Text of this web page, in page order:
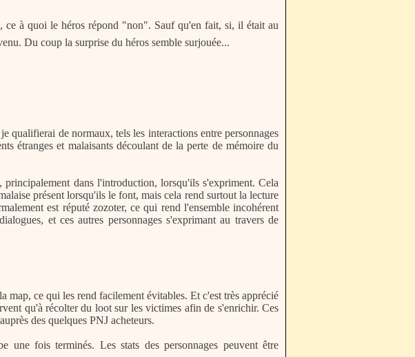
ce à quoi le héros répond "non". Sauf qu'en fait, si, il était au
Du coup la surprise du héros semble surjouée...
qualifierai de normaux, tels les interactions entre personnages
étranges et malaisants découlant de la perte de mémoire du
principalement dans l'introduction, lorsqu'ils s'expriment. Cela
présent lorsqu'ils le font, mais cela rend surtout la lecture
est réputé zozoter, ce qui rend l'ensemble incohérent
et ces autres personnages s'exprimant au travers de
map, ce qui les rend facilement évitables. Et c'est très apprécié
qu'à récolter du loot sur les victimes afin de s'enrichir. Ces
des quelques PNJ acheteurs.
une fois terminés. Les stats des personnages peuvent être